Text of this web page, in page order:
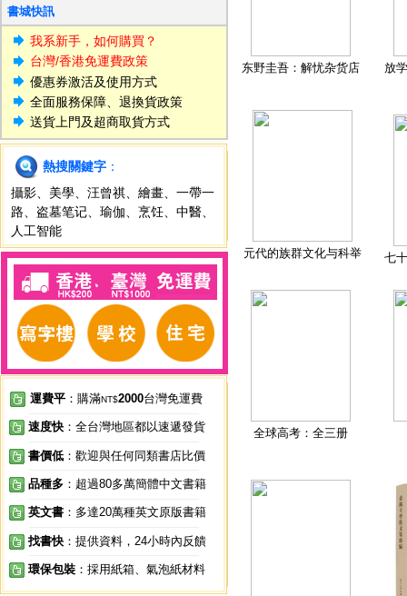
書城快訊
我系新手，如何購買？
台灣/香港免運費政策
優惠券激活及使用方式
全面服務保障、退換貨政策
送貨上門及超商取貨方式
熱搜關鍵字 ：
攝影
美學 汪曾祺 繪畫
一帶一
路
盗墓笔记 瑜伽 烹饪 中醫
人工智能
運費平 ：購滿NT$2000台灣免運費
速度快 ：全台灣地區都以速遞發貨
書價低 ：歡迎與任何同類書店比價
品種多 ：超過80多萬簡體中文書籍
英文書 ：多達20萬種英文原版書籍
找書快 ：提供資料，24小時內反饋
環保包裝 ：採用紙箱、氣泡紙材料
东野圭吾：解忧杂货店 放
元代的族群文化与科举 七
全球高考：全三册